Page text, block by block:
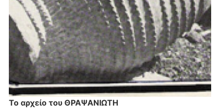
Το αρχείο του ΘΡΑΨΑΝΙΩΤΗ